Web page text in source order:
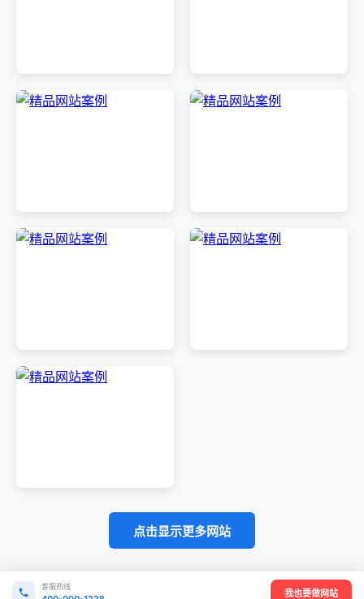
点击显示更多网站
客服热线
我也要做网站